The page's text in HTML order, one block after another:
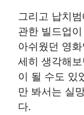
그리고 납치
관한 빌드업
아쉬웠던 영
세히 생각해
이 될 수도 있
만 봐서는 실
다.